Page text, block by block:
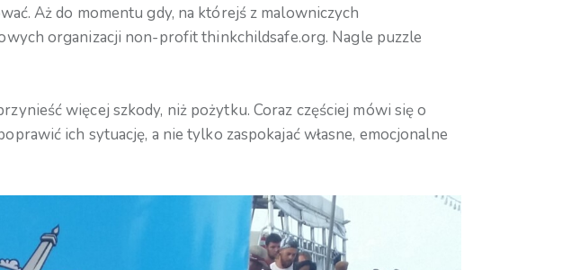
Aż do momentu gdy, na którejś z malowniczych
organizacji non-profit thinkchildsafe.org. Nagle puzzle
więcej szkody, niż pożytku. Coraz częściej mówi się o
ich sytuację, a nie tylko zaspokajać własne, emocjonalne